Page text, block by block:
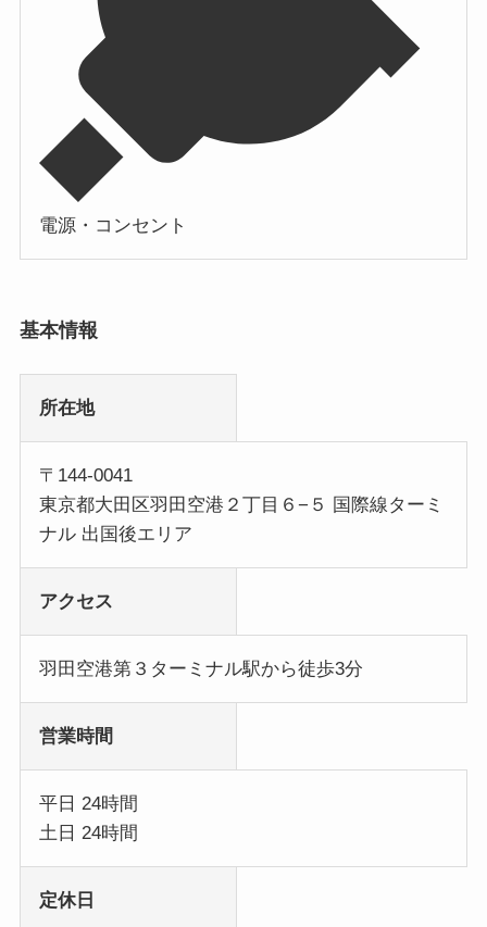
電源・コンセント
基本情報
所在地
〒144-0041
東京都大田区羽田空港２丁目６−５ 国際線ターミ
ナル 出国後エリア
アクセス
羽田空港第３ターミナル駅から徒歩3分
営業時間
平日 24時間
土日 24時間
定休日